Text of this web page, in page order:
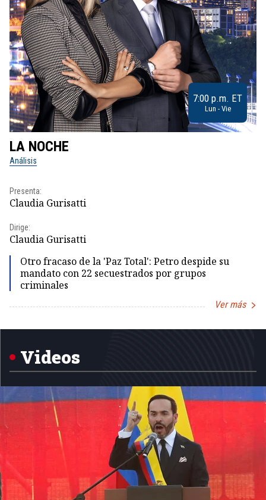
7:00 p.m. ET
Lun - Vie
LA NOCHE
Análisis
Presenta:
Claudia Gurisatti
Dirige:
Claudia Gurisatti
Otro fracaso de la 'Paz Total': Petro despide su
mandato con 22 secuestrados por grupos
criminales
Ver más
1
Videos